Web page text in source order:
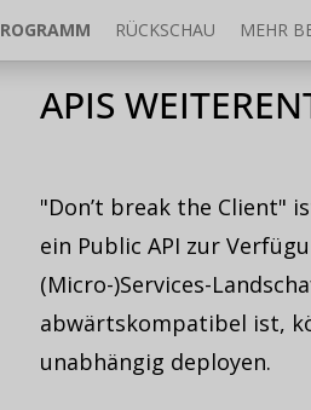
RÜCKSCHAU MEHR
APIS
"Don’t break the Client"
ein Public API zur
(Micro-)Services-
abwärtskompatibel ist,
unabhängig deployen.